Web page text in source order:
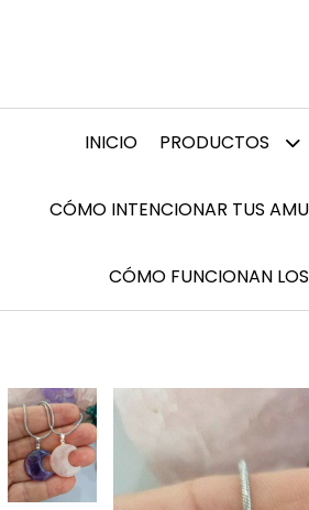
INICIO PRODUCTOS
CÓMO INTENCIONAR TUS
CÓMO FUNCIONAN